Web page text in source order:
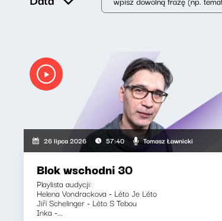
26 lipca 2026 57:40 Tomasz Ławnicki
Blok wschodni 30
Playlista audycji:
Helena Vondrackova - Léto Je Léto
Jiří Schelinger - Léto S Tebou
Inka -...